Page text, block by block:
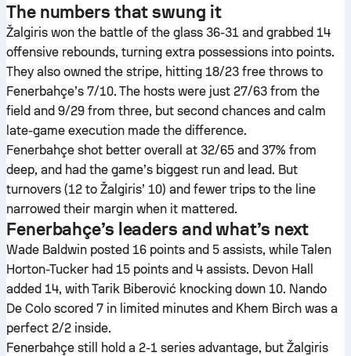
The numbers that swung it
Žalgiris won the battle of the glass 36-31 and grabbed 14
offensive rebounds, turning extra possessions into points.
They also owned the stripe, hitting 18/23 free throws to
Fenerbahçe’s 7/10. The hosts were just 27/63 from the
field and 9/29 from three, but second chances and calm
late-game execution made the difference.
Fenerbahçe shot better overall at 32/65 and 37% from
deep, and had the game’s biggest run and lead. But
turnovers (12 to Žalgiris’ 10) and fewer trips to the line
narrowed their margin when it mattered.
Fenerbahçe’s leaders and what’s next
Wade Baldwin posted 16 points and 5 assists, while Talen
Horton-Tucker had 15 points and 4 assists. Devon Hall
added 14, with Tarik Biberović knocking down 10. Nando
De Colo scored 7 in limited minutes and Khem Birch was a
perfect 2/2 inside.
Fenerbahçe still hold a 2-1 series advantage, but Žalgiris